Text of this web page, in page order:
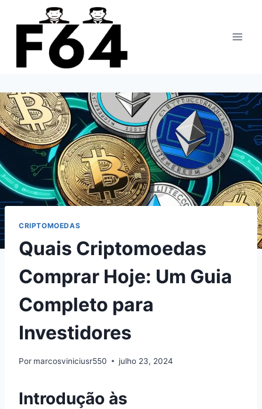
para
CRIPTOMOEDAS
Quais Criptomoedas
Comprar Hoje: Um Guia
Completo para
Investidores
Por marcosviniciusr550 julho 23, 2024
Introdução às